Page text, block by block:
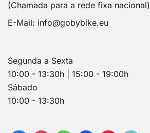
(Chamada para a rede fixa nacional)
E-Mail: info@gobybike.eu
Segunda a Sexta
10:00 - 13:30h | 15:00 - 19:00h
Sábado
10:00 - 13:30h